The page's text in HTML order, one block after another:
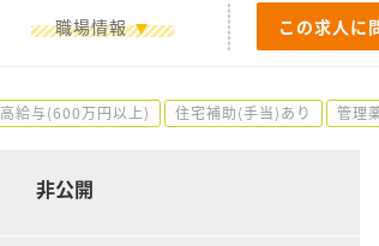
職場情報 この求人に
高給与(600万円以上) 住宅補助(手当)あり 管理
非公開